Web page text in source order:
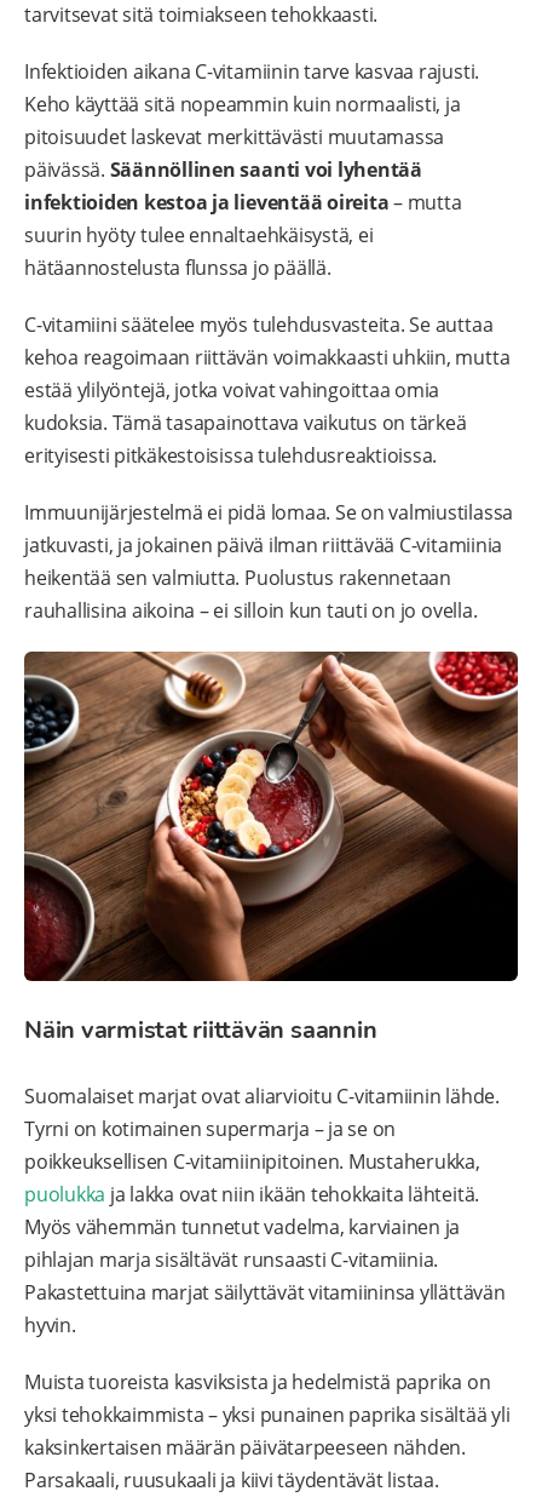
tarvitsevat sitä toimiakseen tehokkaasti.
Infektioiden aikana C-vitamiinin tarve kasvaa rajusti.
Keho käyttää sitä nopeammin kuin normaalisti, ja
pitoisuudet laskevat merkittävästi muutamassa
päivässä. Säännöllinen saanti voi lyhentää
infektioiden kestoa ja lieventää oireita– mutta
suurin hyöty tulee ennaltaehkäisystä, ei
hätäannostelusta flunssa jo päällä.
C-vitamiini säätelee myös tulehdusvasteita. Se auttaa
kehoa reagoimaan riittävän voimakkaasti uhkiin, mutta
estää ylilyöntejä, jotka voivat vahingoittaa omia
kudoksia. Tämä tasapainottava vaikutus on tärkeä
erityisesti pitkäkestoisissa tulehdusreaktioissa.
Immuunijärjestelmä ei pidä lomaa. Se on valmiustilassa
jatkuvasti, ja jokainen päivä ilman riittävää C-vitamiinia
heikentää sen valmiutta. Puolustus rakennetaan
rauhallisina aikoina – ei silloin kun tauti on jo ovella.
Näin varmistat riittävän saannin
Suomalaiset marjat ovat aliarvioitu C-vitamiinin lähde.
Tyrni on kotimainen supermarja – ja se on
poikkeuksellisen C-vitamiinipitoinen. Mustaherukka,
puolukka ja lakka ovat niin ikään tehokkaita lähteitä.
Myös vähemmän tunnetut vadelma, karviainen ja
pihlajan marja sisältävät runsaasti C-vitamiinia.
Pakastettuina marjat säilyttävät vitamiininsa yllättävän
hyvin.
Muista tuoreista kasviksista ja hedelmistä paprika on
yksi tehokkaimmista – yksi punainen paprika sisältää yli
kaksinkertaisen määrän päivätarpeeseen nähden.
Parsakaali, ruusukaali ja kiivi täydentävät listaa.